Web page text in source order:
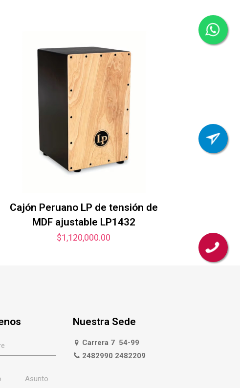
Cajón Peruano LP de tensión de
MDF ajustable LP1432
$1,120,000.00
Nuestra Sede
Carrera 7 54-99
2482990 2482209